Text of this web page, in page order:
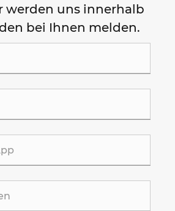
werden uns innerhalb
bei Ihnen melden.